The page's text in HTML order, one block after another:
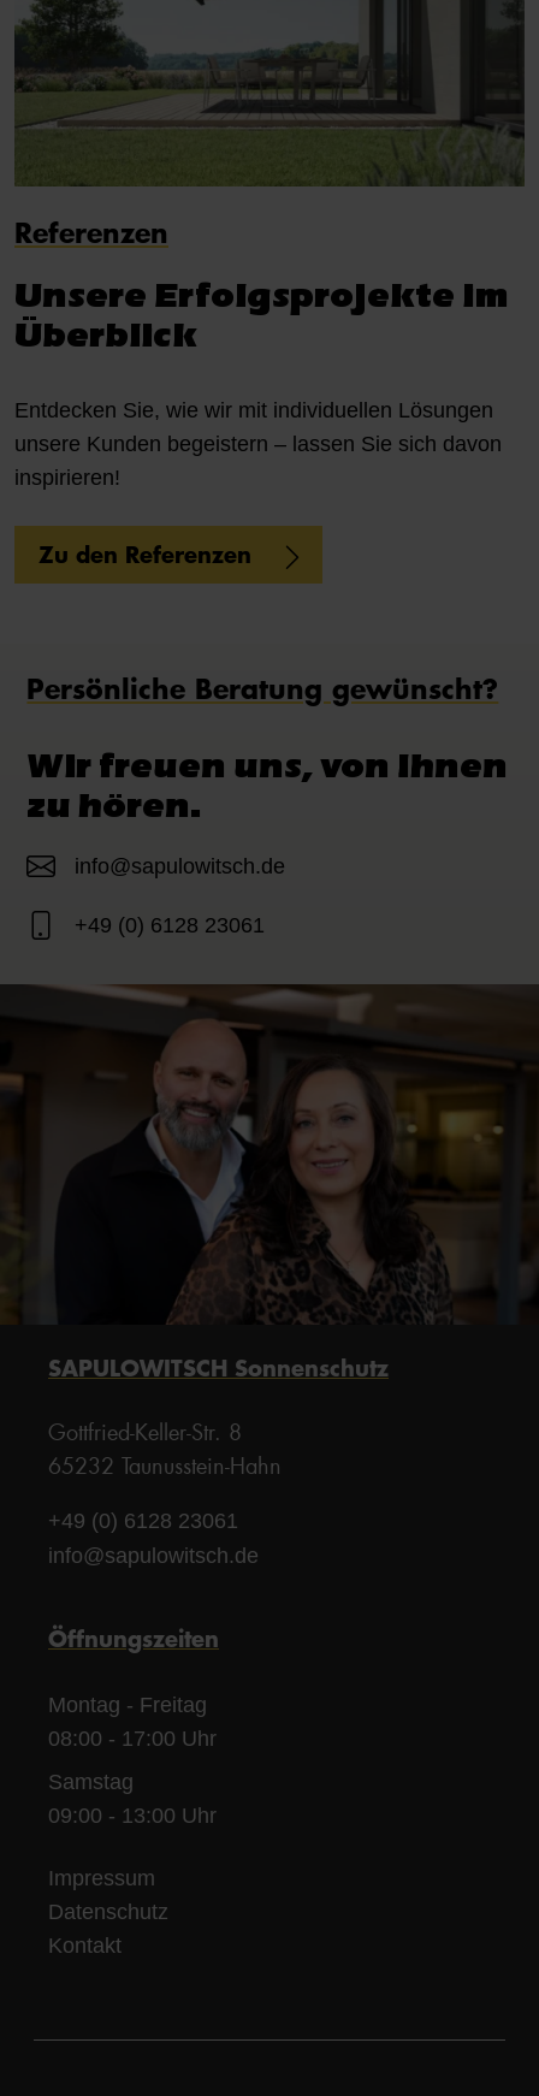
Referenzen
Unsere Erfolgsprojekte im
Überblick
Entdecken Sie, wie wir mit individuellen Lösungen
unsere Kunden begeistern – lassen Sie sich davon
inspirieren!
Zu den Referenzen
Persönliche Beratung gewünscht?
Wir freuen uns, von Ihnen
zu hören.
info@sapulowitsch.de
+49 (0) 6128 23061
SAPULOWITSCH Sonnenschutz
Gottfried-Keller-Str. 8
65232 Taunusstein-Hahn
+49 (0) 6128 23061
info@sapulowitsch.de
Öffnungszeiten
Montag - Freitag
08:00 - 17:00 Uhr
Samstag
09:00 - 13:00 Uhr
Impressum
Datenschutz
Kontakt